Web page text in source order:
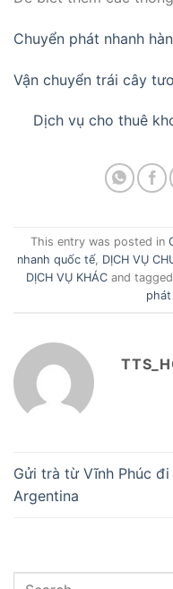
Chuyển phát nhanh
Vận chuyển trái cây
Dịch vụ cho thuê
This entry was posted in
nhanh quốc tế, DỊCH VỤ
DỊCH VỤ KHÁC and tagged
Gửi trà từ Vĩnh Phúc đi
Argentina